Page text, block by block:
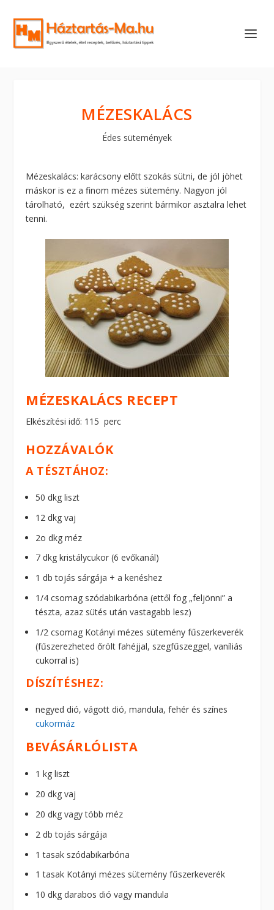
MÉZESKALÁCS
Édes sütemények
Mézeskalács: karácsony előtt szokás sütni, de jól jöhet
máskor is ez a finom mézes sütemény. Nagyon jól
tárolható, ezért szükség szerint bármikor asztalra lehet
tenni.
MÉZESKALÁCS RECEPT
Elkészítési idő: 115 perc
HOZZÁVALÓK
A TÉSZTÁHOZ:
50 dkg liszt
12 dkg vaj
2o dkg méz
7 dkg kristálycukor (6 evőkanál)
1 db tojás sárgája + a kenéshez
1/4 csomag szódabikarbóna (ettől fog „feljönni” a
tészta, azaz sütés után vastagabb lesz)
1/2 csomag Kotányi mézes sütemény fűszerkeverék
(fűszerezheted őrölt fahéjjal, szegfűszeggel, vaníliás
cukorral is)
DÍSZÍTÉSHEZ:
negyed dió, vágott dió, mandula, fehér és színes
cukormáz
BEVÁSÁRLÓLISTA
1 kg liszt
20 dkg vaj
20 dkg vagy több méz
2 db tojás sárgája
1 tasak szódabikarbóna
1 tasak Kotányi mézes sütemény fűszerkeverék
10 dkg darabos dió vagy mandula